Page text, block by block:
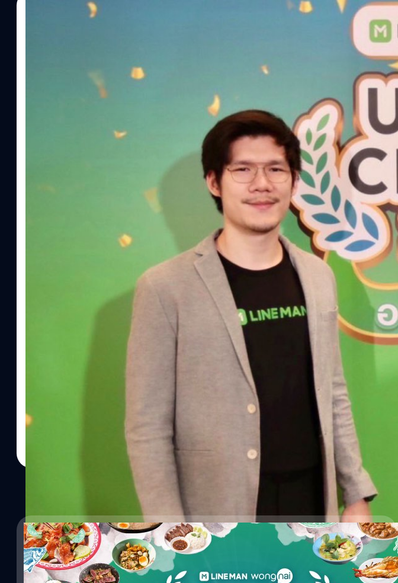
10 ปีแล้วนะ ! ประกาศผลร้านค้าที่ผ่านการคัดเลือก LINE MAN Wongnai
Users’ Choice 2023 !
ไลน์แมน (LINE MAN) และวงใน (Wongnai) ได้ร่วมกันประกาศร้านค้าที่ผ่านการคัดเลือก LINE MAN
Wongnai Users’ Choice 2023 ที่คัดเหลือเพียง 555 ร้าน โดยรีวิวโดยผู้ใช้งานงานแอปพลิเคชัน LINE MAN
และ Wongnai ที่กินจริงกว่า 25 ล้านคนทั่วประเทศ
05/03/2021
เปิดโผ “LINE MAN Wongnai Users’ Choice 2021” รางวัลสุดยอดร้าน
อาหารแห่งปีของคนไทย เพื่อคนไทย